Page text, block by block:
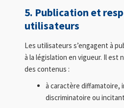
5. Publication et
utilisateurs
Les utilisateurs s’engagent à
à la législation en vigueur. Il
des contenus :
à caractère diffamatoire,
discriminatoire ou